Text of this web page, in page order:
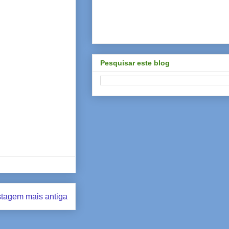
mais antiga
Pesquisar este blog